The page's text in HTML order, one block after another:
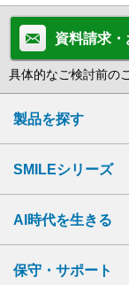
資料請求
具体的なご検討前の
製品を探す
SMILEシリーズ
AI時代を生きる
保守・サポート